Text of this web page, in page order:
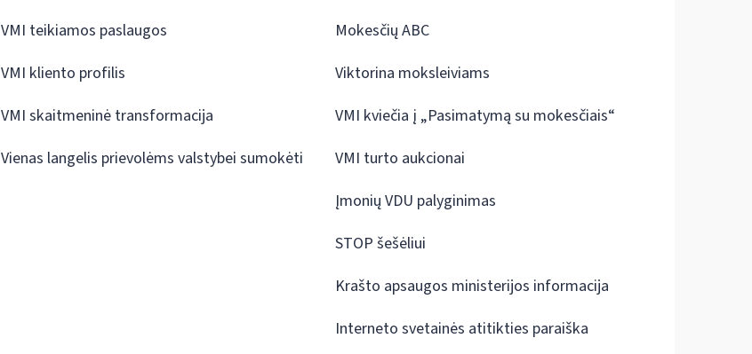
VMI teikiamos paslaugos
VMI kliento profilis
VMI skaitmeninė transformacija
Vienas langelis prievolėms valstybei sumokėti
Mokesčių ABC
Viktorina moksleiviams
VMI kviečia į „Pasimatymą su mokesčiais“
VMI turto aukcionai
Įmonių VDU palyginimas
STOP šešėliui
Krašto apsaugos ministerijos informacija
Interneto svetainės atitikties paraiška